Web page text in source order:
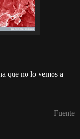
que no lo vemos a
Fuente